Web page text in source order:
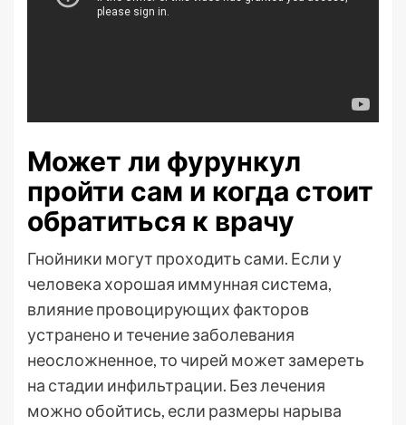
Может ли фурункул
пройти сам и когда стоит
обратиться к врачу
Гнойники могут проходить сами. Если у
человека хорошая иммунная система,
влияние провоцирующих факторов
устранено и течение заболевания
неосложненное, то чирей может замереть
на стадии инфильтрации. Без лечения
можно обойтись, если размеры нарыва